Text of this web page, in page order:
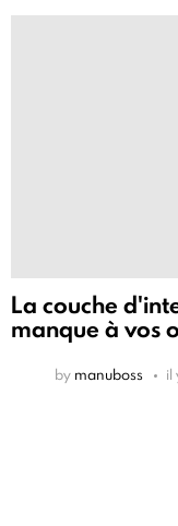
La couche
manque à vos
by manuboss il